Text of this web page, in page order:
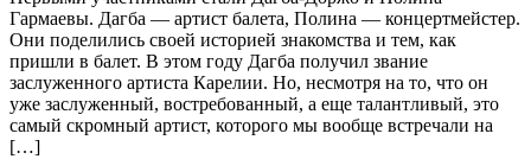
Гармаевы. Дагба — артист балета, Полина — концертмейстер.
Они поделились своей историей знакомства и тем, как
пришли в балет. В этом году Дагба получил звание
заслуженного артиста Карелии. Но, несмотря на то, что он
уже заслуженный, востребованный, а еще талантливый, это
самый скромный артист, которого мы вообще встречали на
[…]